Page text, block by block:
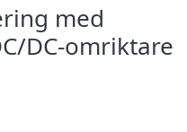
med
DC-omriktare